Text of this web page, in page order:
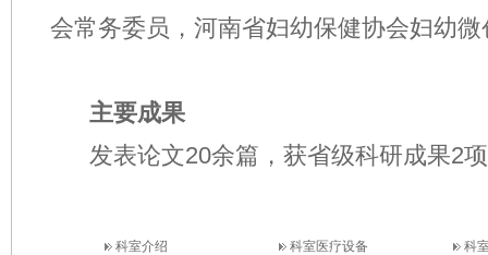
会常务委员，河南省妇幼保健协会妇幼
主要成果
发表论文20余篇，获省级科研成果2
科室介绍 科室医疗设备 科